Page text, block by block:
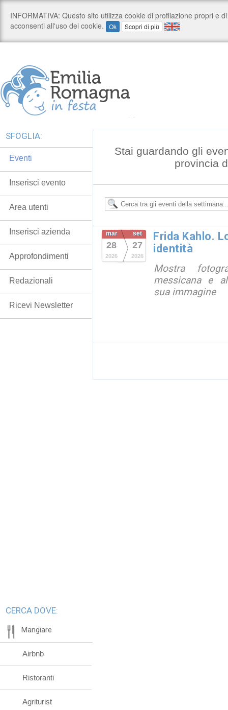
Stai guardando gli
provincia
mar
28
2026
set
27
2026
Frida Kahlo.
identità
Mostra
messicana e
sua immagine
SFOGLIA:
Eventi
Inserisci evento
Area utenti
Inserisci azienda
Approfondimenti
Redazionali
Ricevi Newsletter
CERCA DOVE:
Mangiare
Airbnb
Ristoranti
Agriturist